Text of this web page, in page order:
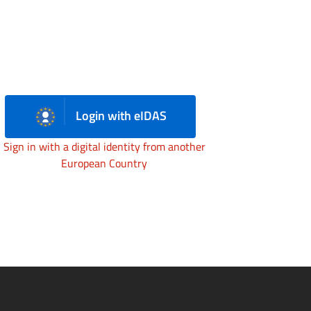
Login with eIDAS
Sign in with a digital identity from another
European Country